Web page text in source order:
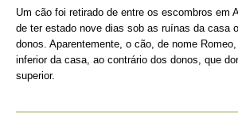
Um cão foi retirado de entre os escombros em
de ter estado nove dias sob as ruínas da casa
donos. Aparentemente, o cão, de nome
inferior da casa, ao contrário dos donos, que
superior.